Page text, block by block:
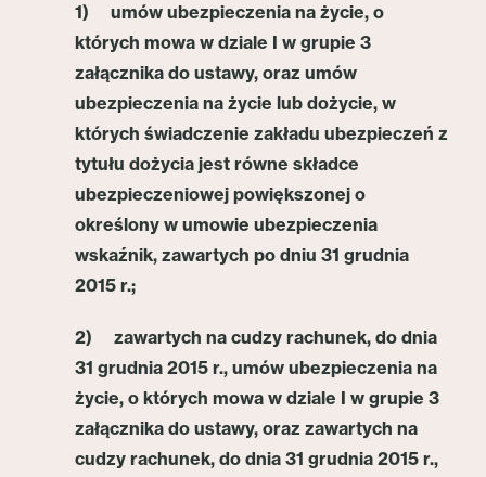
1) umów ubezpieczenia na życie, o
których mowa w dziale I w grupie 3
załącznika do ustawy, oraz umów
ubezpieczenia na życie lub dożycie, w
których świadczenie zakładu ubezpieczeń z
tytułu dożycia jest równe składce
ubezpieczeniowej powiększonej o
określony w umowie ubezpieczenia
wskaźnik, zawartych po dniu 31 grudnia
2015 r.;
2) zawartych na cudzy rachunek, do dnia
31 grudnia 2015 r., umów ubezpieczenia na
życie, o których mowa w dziale I w grupie 3
załącznika do ustawy, oraz zawartych na
cudzy rachunek, do dnia 31 grudnia 2015 r.,